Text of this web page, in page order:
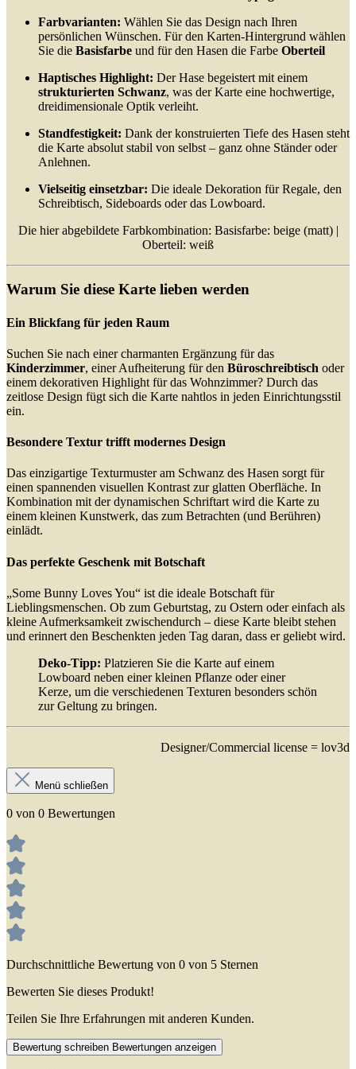
Farbvarianten: Wählen Sie das Design nach Ihren
persönlichen Wünschen. Für den Karten-Hintergrund wählen
Sie die Basisfarbe und für den Hasen die Farbe Oberteil
Haptisches Highlight: Der Hase begeistert mit einem
strukturierten Schwanz, was der Karte eine hochwertige,
dreidimensionale Optik verleiht.
Standfestigkeit: Dank der konstruierten Tiefe des Hasen steht
die Karte absolut stabil von selbst – ganz ohne Ständer oder
Anlehnen.
Vielseitig einsetzbar: Die ideale Dekoration für Regale, den
Schreibtisch, Sideboards oder das Lowboard.
Die hier abgebildete Farbkombination: Basisfarbe: beige (matt) |
Oberteil: weiß
Warum Sie diese Karte lieben werden
Ein Blickfang für jeden Raum
Suchen Sie nach einer charmanten Ergänzung für das
Kinderzimmer, einer Aufheiterung für den Büroschreibtisch oder
einem dekorativen Highlight für das Wohnzimmer? Durch das
zeitlose Design fügt sich die Karte nahtlos in jeden Einrichtungsstil
ein.
Besondere Textur trifft modernes Design
Das einzigartige Texturmuster am Schwanz des Hasen sorgt für
einen spannenden visuellen Kontrast zur glatten Oberfläche. In
Kombination mit der dynamischen Schriftart wird die Karte zu
einem kleinen Kunstwerk, das zum Betrachten (und Berühren)
einlädt.
Das perfekte Geschenk mit Botschaft
„Some Bunny Loves You“ ist die ideale Botschaft für
Lieblingsmenschen. Ob zum Geburtstag, zu Ostern oder einfach als
kleine Aufmerksamkeit zwischendurch – diese Karte bleibt stehen
und erinnert den Beschenkten jeden Tag daran, dass er geliebt wird.
Deko-Tipp: Platzieren Sie die Karte auf einem
Lowboard neben einer kleinen Pflanze oder einer
Kerze, um die verschiedenen Texturen besonders schön
zur Geltung zu bringen.
Designer/Commercial license = lov3d
Menü schließen
0 von 0 Bewertungen
Durchschnittliche Bewertung von 0 von 5 Sternen
Bewerten Sie dieses Produkt!
Teilen Sie Ihre Erfahrungen mit anderen Kunden.
Bewertung schreiben Bewertungen anzeigen